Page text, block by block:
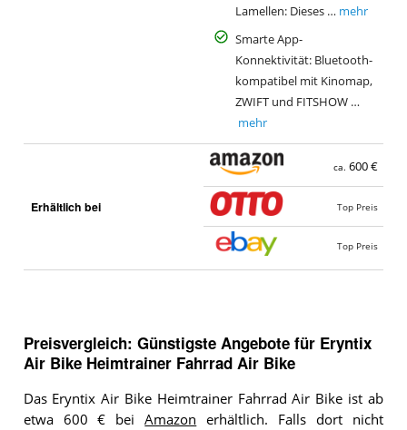
Lamellen: Dieses … mehr
Smarte App-
Konnektivität: Bluetooth-
kompatibel mit Kinomap,
ZWIFT und FITSHOW …
mehr
Erhältlich bei
ca. 600 €
Top Preis
Top Preis
Preisvergleich: Günstigste Angebote für Eryntix
Air Bike Heimtrainer Fahrrad Air Bike
Das Eryntix Air Bike Heimtrainer Fahrrad Air Bike ist ab
etwa 600 € beiAmazon erhältlich. Falls dort nicht